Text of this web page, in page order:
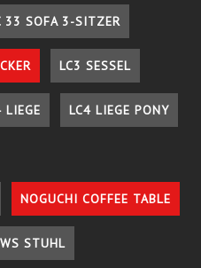
33 SOFA 3-SITZER
LC3 SESSEL
LIEGE LC4 LIEGE PONY
NOGUCHI COFFEE TABLE
STUHL